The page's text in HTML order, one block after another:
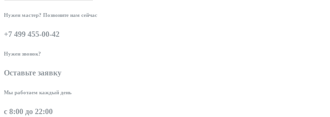
Нужен мастер? Позвоните нам сейчас
+7 499 455-00-42
Нужен звонок?
Оставьте заявку
Мы работаем каждый день
с 8:00 до 22:00